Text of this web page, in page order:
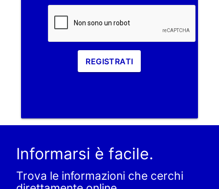
REGISTRATI
Informarsi è facile.
Trova le informazioni che cerchi